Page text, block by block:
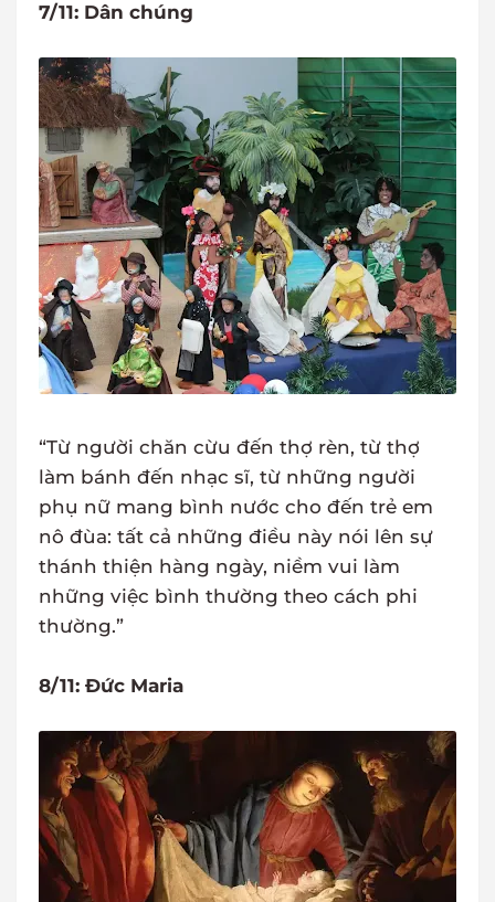
7/11: Dân chúng
“Từ người chăn cừu đến thợ rèn, từ thợ
làm bánh đến nhạc sĩ, từ những người
phụ nữ mang bình nước cho đến trẻ em
nô đùa: tất cả những điều này nói lên sự
thánh thiện hàng ngày, niềm vui làm
những việc bình thường theo cách phi
thường.”
8/11: Đức Maria